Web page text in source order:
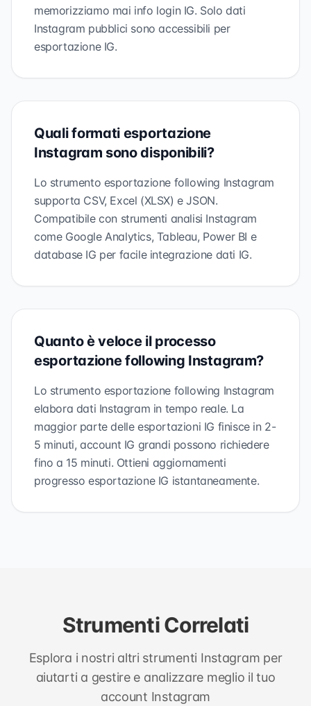
memorizziamo mai info login IG. Solo dati
Instagram pubblici sono accessibili per
esportazione IG.
Quali formati esportazione
Instagram sono disponibili?
Lo strumento esportazione following Instagram
supporta CSV, Excel (XLSX) e JSON.
Compatibile con strumenti analisi Instagram
come Google Analytics, Tableau, Power BI e
database IG per facile integrazione dati IG.
Quanto è veloce il processo
esportazione following Instagram?
Lo strumento esportazione following Instagram
elabora dati Instagram in tempo reale. La
maggior parte delle esportazioni IG finisce in 2-
5 minuti, account IG grandi possono richiedere
fino a 15 minuti. Ottieni aggiornamenti
progresso esportazione IG istantaneamente.
Strumenti Correlati
Esplora i nostri altri strumenti Instagram per
aiutarti a gestire e analizzare meglio il tuo
account Instagram